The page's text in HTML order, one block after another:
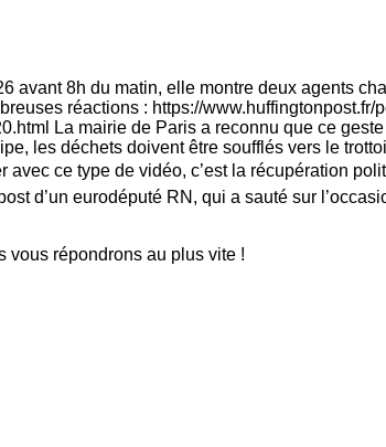
avant 8h du matin, elle montre deux agents
réactions : https://
La mairie de Paris a reconnu que ce
les déchets doivent être soufflés vers le
ce type de vidéo, c’est la récupération
d’un eurodéputé RN, qui a sauté sur
vous répondrons au plus vite !